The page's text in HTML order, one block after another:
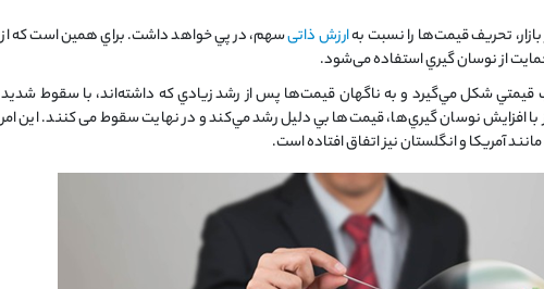
تحريف قيمت‌ها را نسبت بهارزش ذاتیسهم، در پي خواهد داشت. براي همين است كه از
حمايت از نوسان‌ گيري استفاده می‌شود.
قيمتي شكل مي‌گيرد و به ناگهان قيمت‌ها پس از رشد زيادي كه داشته‌اند، با سقوط شدید
افزايش نوسان گيري‌ها، قيمت‌ها بي دليل رشد مي‌كند و در نهایت سقوط می کنند. این امر
آمریکا و انگلستان نیز اتفاق افتاده است.